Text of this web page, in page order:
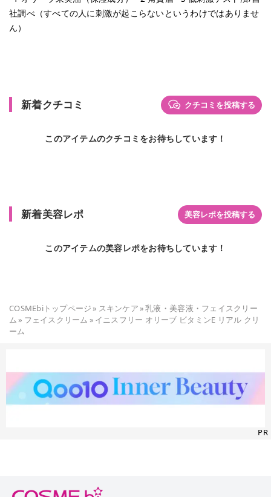
社調べ（すべての人に刺激が起こらないというわけではありませ
ん）
新着クチコミ クチコミを投稿する
このアイテムのクチコミをお待ちしています！
新着美容レポ 美容レポを投稿する
このアイテムの美容レポをお待ちしています！
COSMEbiトップページ» スキンケア»乳液・美容液・フェイスクリー
ム» フェイスクリーム » イニスフリー オリーブ ビタミンE リアル クリ
ーム
PR